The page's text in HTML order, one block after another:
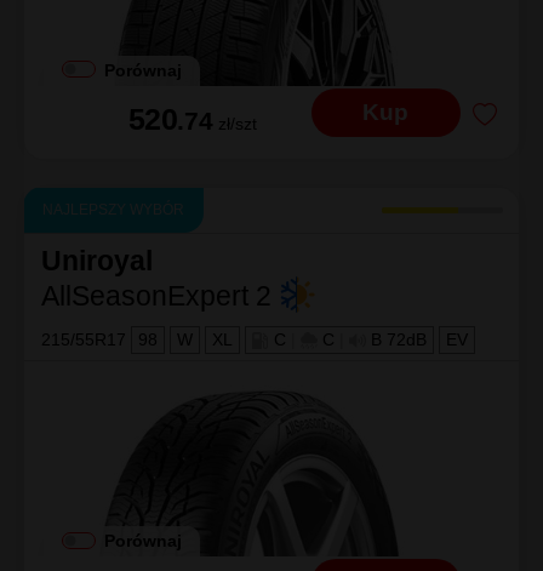
Porównaj
520.74 zł/szt Kup
NAJLEPSZY WYBÓR
Uniroyal
AllSeasonExpert 2
215/55R17 98 W XL C C B 72dB EV
Porównaj